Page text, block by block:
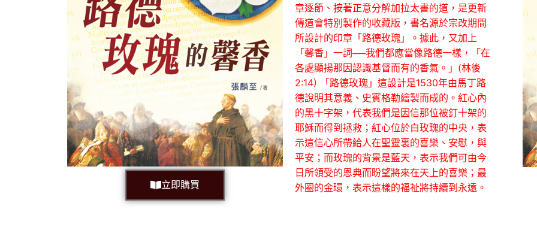
立即購買
章逐節、按著正意分解加拉太書的道，是更新
傳道會特別製作的收藏版，書名源於宗改期間
所設計的印章「路德玫瑰」。據此，又加上
「馨香」一詞──我們都應當像路德一樣，「在
各處顯揚那因認識基督而有的香氣。」(林後
2:14) 「路德玫瑰」這設計是1530年由馬丁路
德說明其意義、史賓格勒繪製而成的。紅心內
的黑十字架，代表我們是因信那位被釘十架的
耶穌而得到拯救；紅心位於白玫瑰的中央，表
示這信心所帶給人在聖靈裏的喜樂、安慰，與
平安；而玫瑰的背景是藍天，表示我們可由今
日所領受的恩典而盼望將來在天上的喜樂；最
外圈的金環，表示這樣的福祉將持續到永遠。